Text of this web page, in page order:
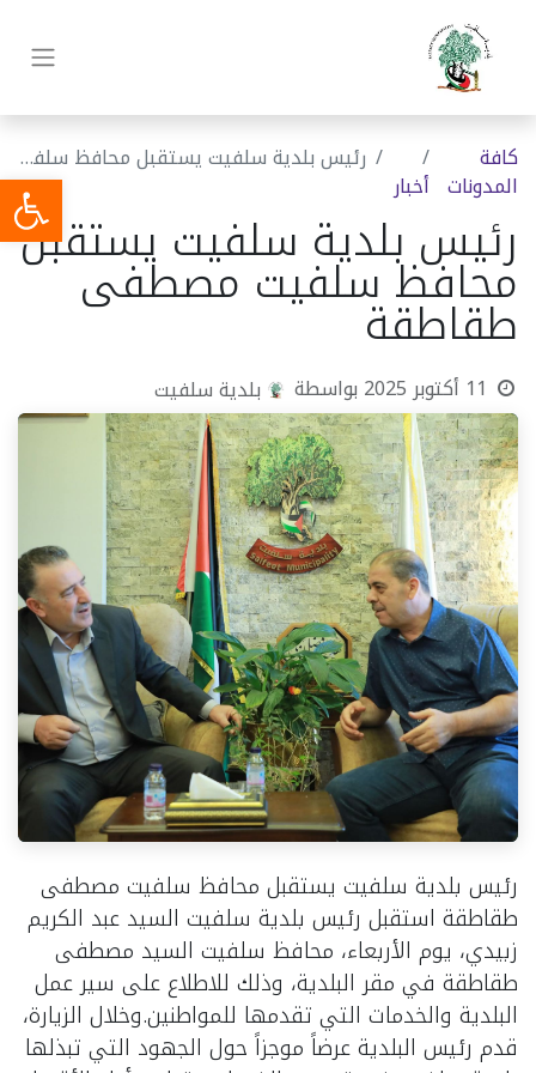
كافة
المدونات أخبار
رئيس بلدية سلفيت يستقبل محافظ سلفيت مصطفى طقاطقة
رئيس بلدية سلفيت يستقبل
محافظ سلفيت مصطفى
طقاطقة
11 أكتوبر 2025 بواسطة بلدية سلفيت
رئيس بلدية سلفيت يستقبل محافظ سلفيت مصطفى
طقاطقة استقبل رئيس بلدية سلفيت السيد عبد الكريم
زبيدي، يوم الأربعاء، محافظ سلفيت السيد مصطفى
طقاطقة في مقر البلدية، وذلك للاطلاع على سير عمل
البلدية والخدمات التي تقدمها للمواطنين.وخلال الزيارة،
قدم رئيس البلدية عرضاً موجزاً حول الجهود التي تبذلها